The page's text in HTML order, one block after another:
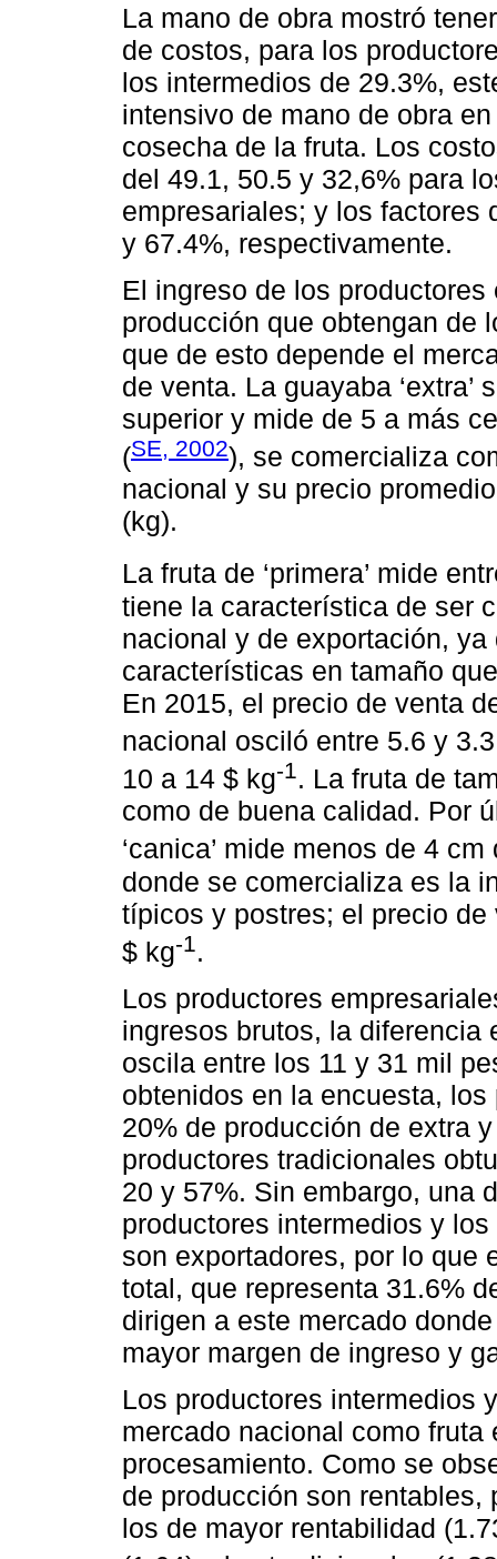
La mano de obra mostró
de costos, para los
los intermedios de 29.3%,
intensivo de mano de obra
cosecha de la fruta. Los
del 49.1, 50.5 y 32,6% para
empresariales; y los factores
y 67.4%, respectivamente.
El ingreso de los
producción que obtengan de
que de esto depende el
de venta. La guayaba
superior y mide de 5 a más
(SE, 2002), se comercializa
nacional y su precio
(kg).
La fruta de ‘primera’ mide
tiene la característica de ser
nacional y de exportación,
características en tamaño
En 2015, el precio de venta
nacional osciló entre 5.6 y
10 a 14 $ kg-1. La fruta de
como de buena calidad. Por
‘canica’ mide menos de 4
donde se comercializa es la
típicos y postres; el precio
$ kg-1.
Los productores
ingresos brutos, la diferencia
oscila entre los 11 y 31 mil
obtenidos en la encuesta,
20% de producción de extra
productores tradicionales
20 y 57%. Sin embargo, una
productores intermedios y
son exportadores, por lo que
total, que representa 31.6%
dirigen a este mercado
mayor margen de ingreso y
Los productores intermedios
mercado nacional como
procesamiento. Como se
de producción son
los de mayor rentabilidad